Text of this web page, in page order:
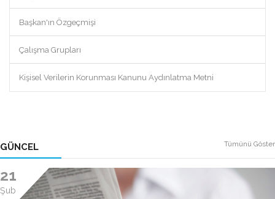
Başkan'ın Özgeçmişi
Çalışma Grupları
Kişisel Verilerin Korunması Kanunu Aydınlatma Metni
GÜNCEL Tümünü Göster
21
Şub